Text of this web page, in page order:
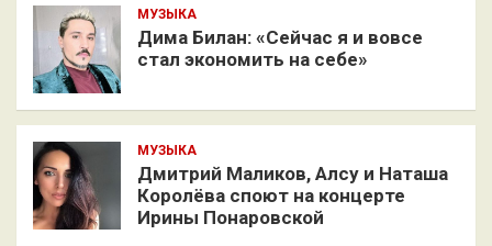
МУЗЫКА
Дима Билан: «Сейчас я и вовсе
стал экономить на себе»
МУЗЫКА
Дмитрий Маликов, Алсу и Наташа
Королёва споют на концерте
Ирины Понаровской